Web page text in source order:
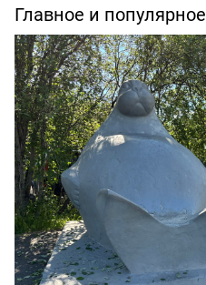
Главное и популярное